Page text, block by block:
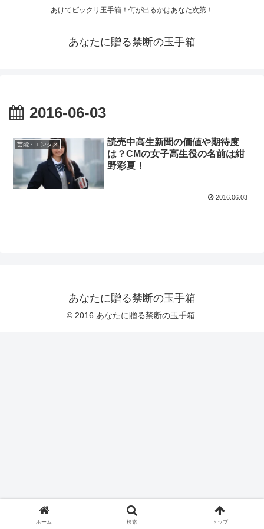
あけてビックリ玉手箱！何が出るかはあなた次第！
あなたに贈る禁断の玉手箱
2016-06-03
芸能・エンタメ
読売中高生新聞の価値や期待度
は？CMの女子高生役の名前は紺
野彩夏！
2016.06.03
あなたに贈る禁断の玉手箱
© 2016 あなたに贈る禁断の玉手箱.
ホーム 検索 トップ